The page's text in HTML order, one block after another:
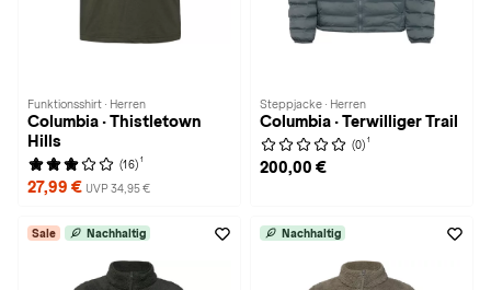
Funktionsshirt · Herren
Columbia · Thistletown
Hills
(16) 1
27,99 € UVP 34,95 €
Steppjacke · Herren
Columbia · Terwilliger Trail
(0) 1
200,00 €
Sale Nachhaltig Nachhaltig